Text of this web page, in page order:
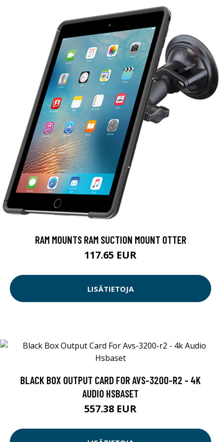
RAM MOUNTS RAM SUCTION MOUNT OTTER
117.65 EUR
LISÄTIETOJA
BLACK BOX OUTPUT CARD FOR AVS-3200-R2 - 4K
AUDIO HSBASET
557.38 EUR